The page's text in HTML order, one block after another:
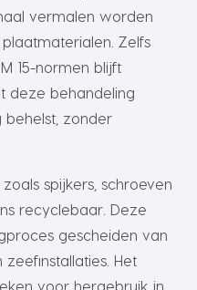
vermalen worden
Zelfs
15-normen blijft
deze behandeling
behelst, zonder
, zoals spijkers, schroeven
recyclebaar. Deze
gescheiden van
Het
voor hergebruik in